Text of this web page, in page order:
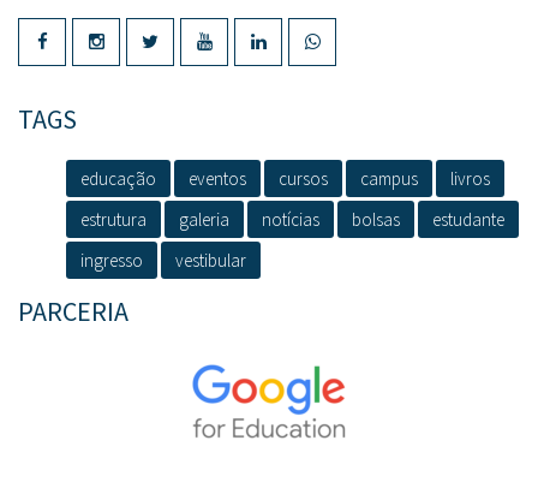
TAGS
educação eventos cursos campus
livros
estrutura
galeria notícias bolsas
estudante
ingresso
vestibular
PARCERIA